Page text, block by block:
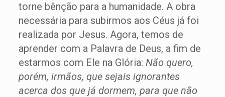
torne bênção para a humanidade. A obra
necessária para subirmos aos Céus já foi
realizada por Jesus. Agora, temos de
aprender com a Palavra de Deus, a fim de
estarmos com Ele na Glória: Não quero,
porém, irmãos, que sejais ignorantes
acerca dos que já dormem, para que não